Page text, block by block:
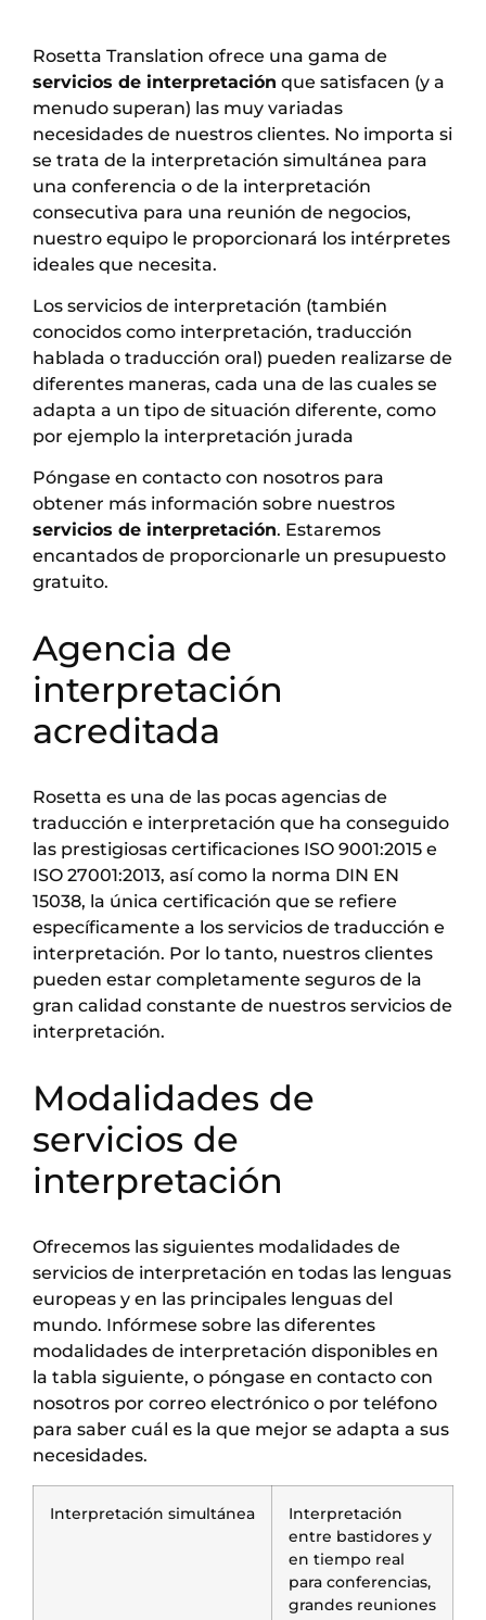
Rosetta Translation ofrece una gama de
servicios de interpretación que satisfacen (y a
menudo superan) las muy variadas
necesidades de nuestros clientes. No importa si
se trata de la interpretación simultánea para
una conferencia o de la interpretación
consecutiva para una reunión de negocios,
nuestro equipo le proporcionará los intérpretes
ideales que necesita.
Los servicios de interpretación (también
conocidos como interpretación, traducción
hablada o traducción oral) pueden realizarse de
diferentes maneras, cada una de las cuales se
adapta a un tipo de situación diferente, como
por ejemplo la interpretación jurada
Póngase en contacto con nosotros para
obtener más información sobre nuestros
servicios de interpretación. Estaremos
encantados de proporcionarle un presupuesto
gratuito.
Agencia de
interpretación
acreditada
Rosetta es una de las pocas agencias de
traducción e interpretación que ha conseguido
las prestigiosas certificaciones ISO 9001:2015 e
ISO 27001:2013, así como la norma DIN EN
15038, la única certificación que se refiere
específicamente a los servicios de traducción e
interpretación. Por lo tanto, nuestros clientes
pueden estar completamente seguros de la
gran calidad constante de nuestros servicios de
interpretación.
Modalidades de
servicios de
interpretación
Ofrecemos las siguientes modalidades de
servicios de interpretación en todas las lenguas
europeas y en las principales lenguas del
mundo. Infórmese sobre las diferentes
modalidades de interpretación disponibles en
la tabla siguiente, o póngase en contacto con
nosotros por correo electrónico o por teléfono
para saber cuál es la que mejor se adapta a sus
necesidades.
Interpretación simultánea
Interpretación
entre bastidores y
en tiempo real
para conferencias,
grandes reuniones